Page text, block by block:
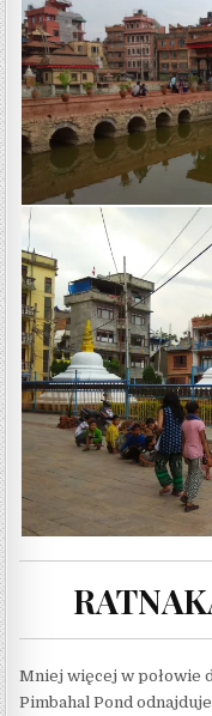
Mniej więcej w połowie
Pimbahal Pond